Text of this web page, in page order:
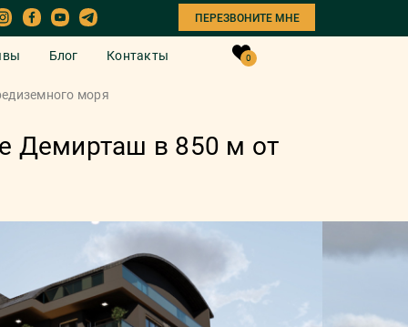
ПЕРЕЗВОНИТЕ МНЕ
Блог Контакты 0
моря
Демирташ в 850 м от